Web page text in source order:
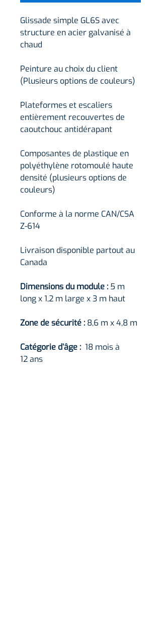
Glissade simple GL6S avec
structure en acier galvanisé à
chaud
Peinture au choix du client
(Plusieurs options de couleurs)
Plateformes et escaliers
entièrement recouvertes de
caoutchouc antidérapant
Composantes de plastique en
polyéthylène rotomoulé haute
densité (plusieurs options de
couleurs)
Conforme à la norme CAN/CSA
Z-614
Livraison disponible partout au
Canada
Dimensions du module : 5 m
long x 1,2 m large x 3 m haut
Zone de sécurité : 8,6 m x 4,8 m
Catégorie d’âge : 18 mois à
12 ans